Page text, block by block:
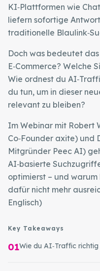
KI‑Plattformen wie
liefern sofortige
traditionelle
Doch was bedeutet
E‑Commerce? Welche
Wie ordnest du
du tun, um in dieser
relevant zu bleiben?
Im Webinar mit Robert
Co‑Founder axite) und
Mitgründer Peec AI)
AI‑basierte
optimierst – und warum
dafür nicht mehr
Englisch)
Key Takeaways
01Wie du AI‑Traffic